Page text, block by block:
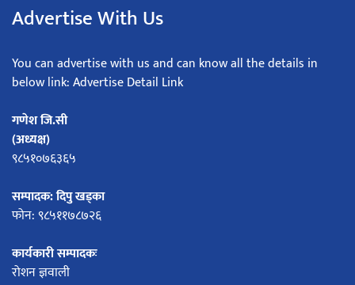
Advertise With Us
You can advertise with us and can know all the details in
below link: Advertise Detail Link
गणेश जि.सी
(अध्यक्ष)
९८५१०७६३६५
सम्पादक: दिपु खड्का
फोन: ९८५११७८७२६
कार्यकारी सम्पादकः
रोशन ज्ञवाली